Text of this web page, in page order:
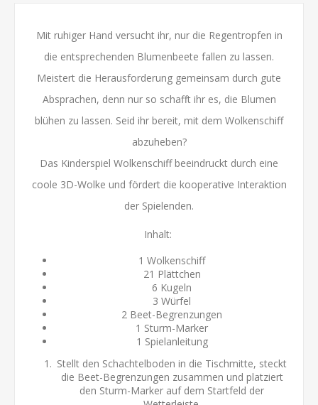
Mit ruhiger Hand versucht ihr, nur die Regentropfen in
die entsprechenden Blumenbeete fallen zu lassen.
Meistert die Herausforderung gemeinsam durch gute
Absprachen, denn nur so schafft ihr es, die Blumen
blühen zu lassen. Seid ihr bereit, mit dem Wolkenschiff
abzuheben?
Das Kinderspiel Wolkenschiff beeindruckt durch eine
coole 3D-Wolke und fördert die kooperative Interaktion
der Spielenden.
Inhalt:
1 Wolkenschiff
21 Plättchen
6 Kugeln
3 Würfel
2 Beet-Begrenzungen
1 Sturm-Marker
1 Spielanleitung
Stellt den Schachtelboden in die Tischmitte, steckt
die Beet-Begrenzungen zusammen und platziert
den Sturm-Marker auf dem Startfeld der